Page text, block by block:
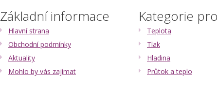
Základní informace
Hlavní strana
Obchodní podmínky
Aktuality
Mohlo by vás zajímat
Kategorie
Teplota
Tlak
Hladina
Průtok a teplo